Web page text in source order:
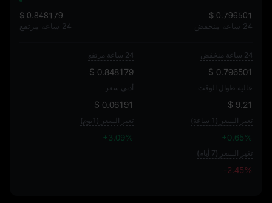
$ 0.796501
24 ساعة منخفض
$ 0.848179
24 ساعة مرتفع
24 ساعة منخفض
$ 0.796501
24 ساعة مرتفع
$ 0.848179
عالية طوال الوقت
$ 9.21
أدنى سعر
$ 0.06191
تغير السعر (1 ساعة)
+0.65%
تغير السعر (1يوم)
+3.09%
تغير السعر (7 أيام)
-2.45%